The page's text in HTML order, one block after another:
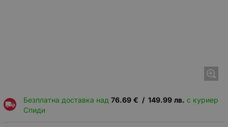
Безплатна доставка над 76.69 € / 149.99 лв. с куриер
Спиди